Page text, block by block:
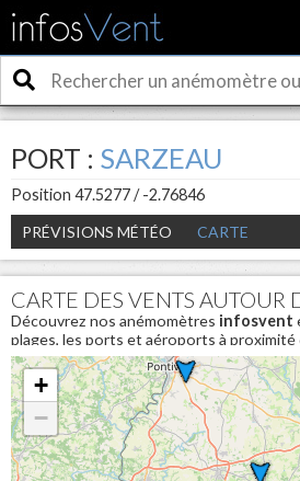
PORT : SARZEAU
Position 47.5277 / -2.76846
PRÉVISIONS MÉTÉO
CARTE
CARTE DES VENTS AUTOUR
Découvrez nos anémomètres infosvent
plages, les ports et aéroports à proximité
connaitre les conditions météo en direct
vent aujourd'hui autour deSarzeau
+
−